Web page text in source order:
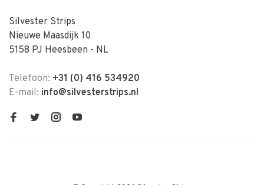
Silvester Strips
Nieuwe Maasdijk 10
5158 PJ Heesbeen - NL
Telefoon: +31 (0) 416 534920
E-mail: info@silvesterstrips.nl